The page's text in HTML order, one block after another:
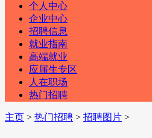
个人中心
企业中心
招聘信息
就业指南
高端就业
应届生专区
人在职场
热门招聘
主页 > 热门招聘 > 招聘图片 >